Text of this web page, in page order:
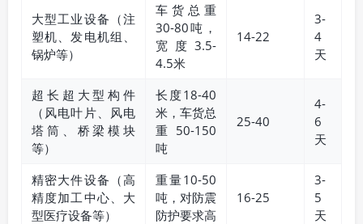
大型工业设备（注
塑机、发电机组、
锅炉等）
车货总重
30-80吨，
宽度3.5-
4.5米
14-22
3-
4
天
超长超大型构件
（风电叶片、风电
塔筒、桥梁模块
等）
长度18-40
米，车货总
重50-150
吨
25-40
4-
6
天
精密大件设备（高
精度加工中心、大
型医疗设备等）
重量10-50
吨，对防震
防护要求高
16-25
3-
5
天